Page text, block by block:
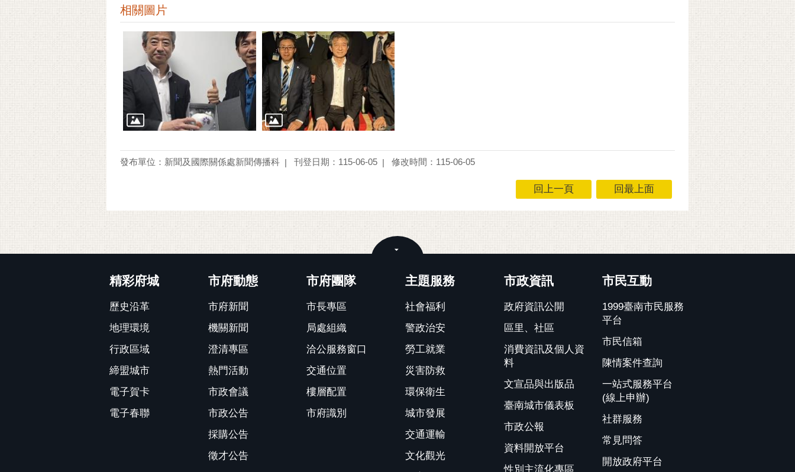
相關圖片
發布單位：新聞及國際關係處新聞傳播科 刊登日期：115-06-05 修改時間：115-06-05
回上一頁 回最上面
精彩府城
歷史沿革
地理環境
行政區域
締盟城市
電子賀卡
電子春聯
市府動態
市府新聞
機關新聞
澄清專區
熱門活動
市政會議
市政公告
採購公告
徵才公告
市府團隊
市長專區
局處組織
洽公服務窗口
交通位置
樓層配置
市府識別
主題服務
社會福利
警政治安
勞工就業
災害防救
環保衛生
城市發展
交通運輸
文化觀光
市政資訊
政府資訊公開
區里、社區
消費資訊及個人資
料
文宣品與出版品
臺南城市儀表板
市政公報
資料開放平台
性別主流化專區
市民互動
1999臺南市民服務
平台
市民信箱
陳情案件查詢
一站式服務平台
(線上申辦)
社群服務
常見問答
開放政府平台